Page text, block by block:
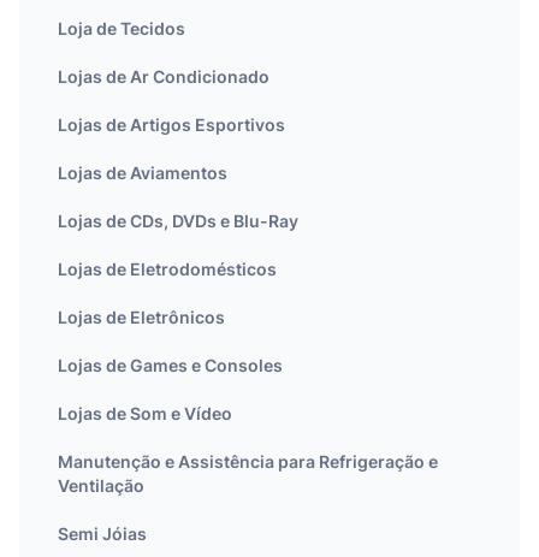
Loja de Tecidos
Lojas de Ar Condicionado
Lojas de Artigos Esportivos
Lojas de Aviamentos
Lojas de CDs, DVDs e Blu-Ray
Lojas de Eletrodomésticos
Lojas de Eletrônicos
Lojas de Games e Consoles
Lojas de Som e Vídeo
Manutenção e Assistência para Refrigeração e
Ventilação
Semi Jóias